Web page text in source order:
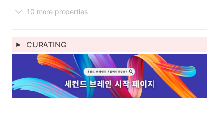
10 more properties
CURATING